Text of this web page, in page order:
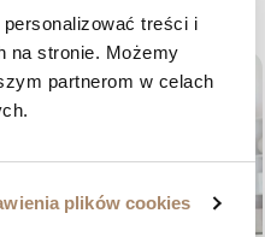
treści i
na stronie. Możemy
partnerom w celach
plików cookies